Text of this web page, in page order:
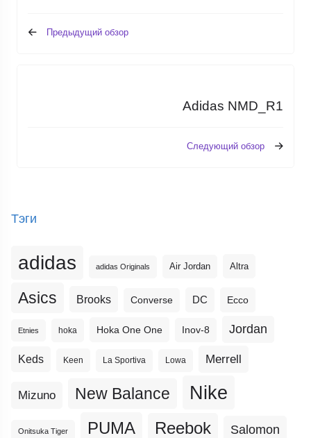
Предыдущий обзор
Adidas NMD_R1
Следующий обзор
Тэги
adidas adidas Originals Air Jordan Altra
Asics Brooks Converse DC Ecco
Etnies hoka Hoka One One Inov-8 Jordan
Keds Keen La Sportiva Lowa Merrell
Mizuno New Balance Nike
Onitsuka Tiger PUMA Reebok Salomon